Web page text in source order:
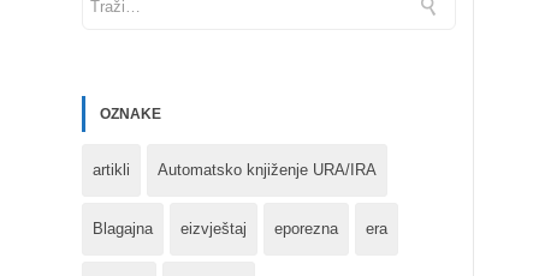
OZNAKE
artikli Automatsko knjiženje URA/IRA
Blagajna eizvještaj eporezna era